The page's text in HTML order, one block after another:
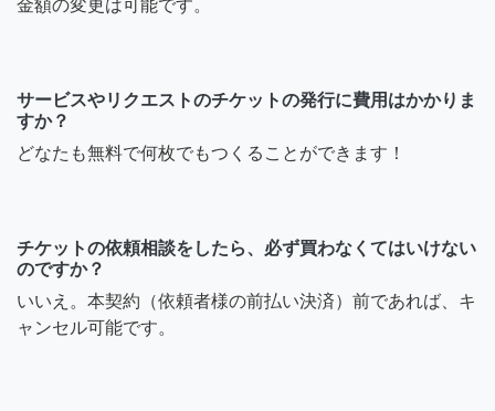
金額の変更は可能です。
サービスやリクエストのチケットの発行に費用はかかりま
すか？
どなたも無料で何枚でもつくることができます！
チケットの依頼相談をしたら、必ず買わなくてはいけない
のですか？
いいえ。本契約（依頼者様の前払い決済）前であれば、キ
ャンセル可能です。